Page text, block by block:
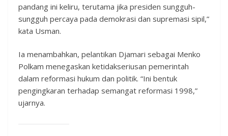
pandang ini keliru, terutama jika presiden sungguh-
sungguh percaya pada demokrasi dan supremasi sipil,”
kata Usman.
Ia menambahkan, pelantikan Djamari sebagai Menko
Polkam menegaskan ketidakseriusan pemerintah
dalam reformasi hukum dan politik. “Ini bentuk
pengingkaran terhadap semangat reformasi 1998,”
ujarnya.